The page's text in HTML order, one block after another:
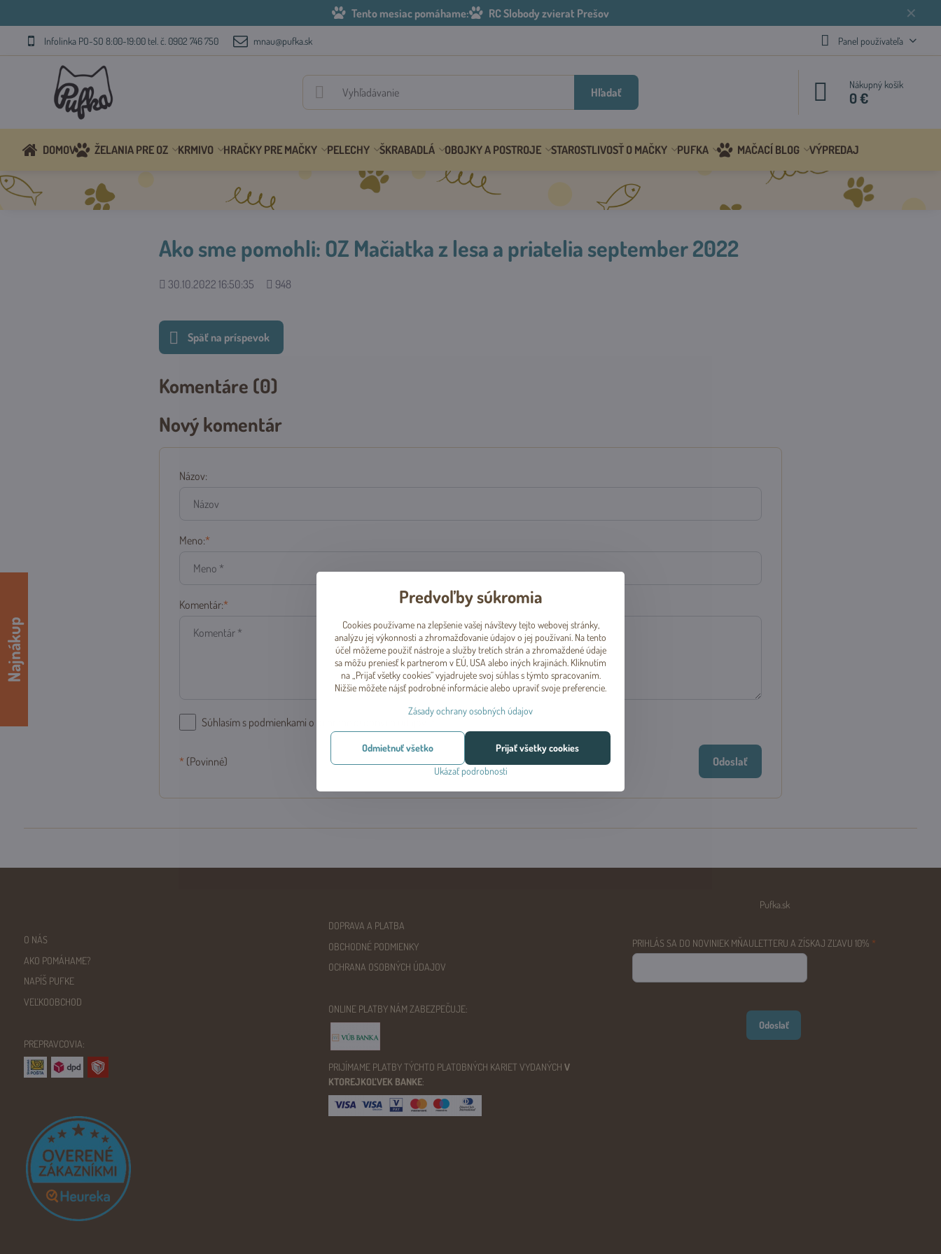
✕
Tento mesiac pomáhame: RC Slobody zvierat Prešov
Infolinka PO-SO 8:00-19:00 tel. č. 0902 746 750 mnau@pufka.sk Panel používateľa
Hľadať
Nákupný košík
0 €
DOMOV ŽELANIA PRE OZ KRMIVO HRAČKY PRE MAČKY PELECHY ŠKRABADLÁ OBOJKY A POSTROJE STAROSTLIVOSŤ O MAČKY PUFKA MAČACÍ BLOG VÝPREDAJ
Ako sme pomohli: OZ Mačiatka z lesa a priatelia september 2022
Pridané
30.10.2022 16:50:35
Počet
948
Späť na príspevok
Komentáre (0)
Nový komentár
Názov:
Meno:*
Komentár:*
Súhlasím s podmienkami o ochrane osobných údajov.
*(Povinné) Odoslať
Najnákup
O NÁS
AKO POMÁHAME?
NAPÍŠ PUFKE
VEĽKOOBCHOD
PREPRAVCOVIA:
DOPRAVA A PLATBA
OBCHODNÉ PODMIENKY
OCHRANA OSOBNÝCH ÚDAJOV
ONLINE PLATBY NÁM ZABEZPEČUJE:
PRIJÍMAME PLATBY TÝCHTO PLATOBNÝCH KARIET VYDANÝCH V
KTOREJKOĽVEK BANKE:
Pufka.sk
PRIHLÁS SA DO NOVINIEK MŇAULETTERU A ZÍSKAJ ZĽAVU 10% *
Odoslať
Predvoľby súkromia
Cookies používame na zlepšenie vašej návštevy tejto webovej stránky,
analýzu jej výkonnosti a zhromažďovanie údajov o jej používaní. Na tento
účel môžeme použiť nástroje a služby tretích strán a zhromaždené údaje
sa môžu preniesť k partnerom v EÚ, USA alebo iných krajinách. Kliknutím
na „Prijať všetky cookies“ vyjadrujete svoj súhlas s týmto spracovaním.
Nižšie môžete nájsť podrobné informácie alebo upraviť svoje preferencie.
Zásady ochrany osobných údajov
Ukázať podrobnosti
Prijať všetky cookies
Odmietnuť všetko